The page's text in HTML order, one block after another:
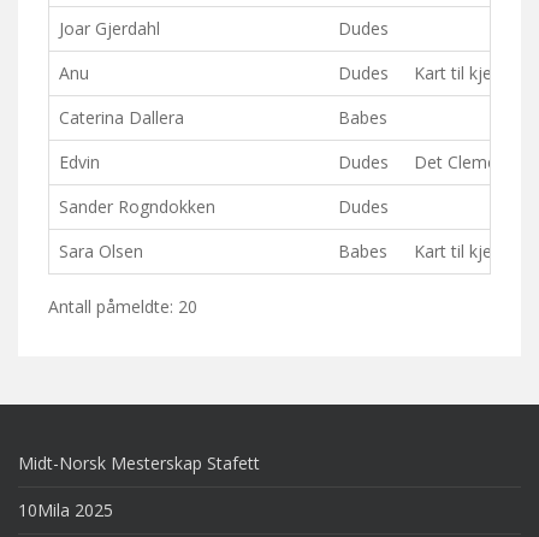
Joar Gjerdahl
Dudes
Anu
Dudes
Kart til kjelleren
Caterina Dallera
Babes
Edvin
Dudes
Det Clemens
Sander Rogndokken
Dudes
Sara Olsen
Babes Kart til kjelleren
Antall påmeldte: 20
Midt-Norsk Mesterskap Stafett
10Mila 2025